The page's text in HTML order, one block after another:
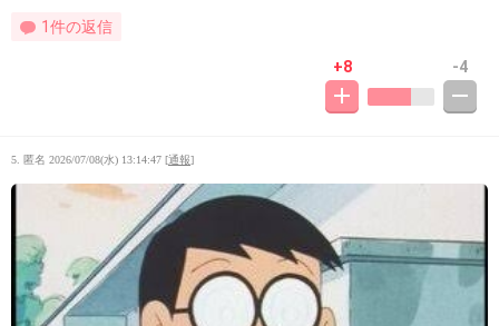
1件の返信
+8 -4
5. 匿名 2026/07/08(水) 13:14:47 [通報]